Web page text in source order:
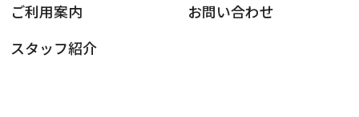
ご利用案内
スタッフ紹介
お問い合わせ